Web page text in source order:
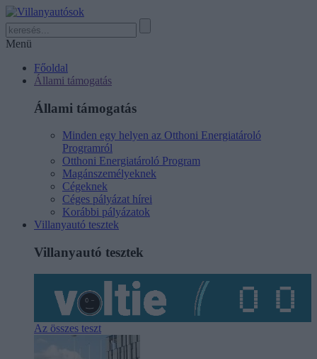
Menü
Főoldal
Állami támogatás
Állami támogatás
Minden egy helyen az Otthoni Energiatároló
Programról
Otthoni Energiatároló Program
Magánszemélyeknek
Cégeknek
Céges pályázat hírei
Korábbi pályázatok
Villanyautó tesztek
Villanyautó tesztek
Az összes teszt